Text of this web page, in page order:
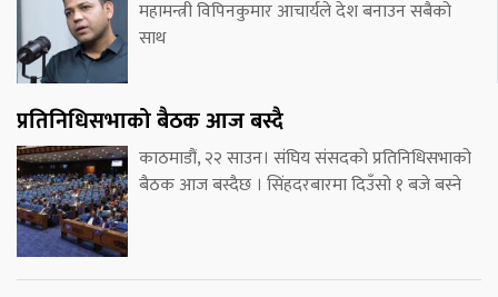
महामन्त्री विपिनकुमार आचार्यले देश बनाउन सबैको
साथ
प्रतिनिधिसभाको बैठक आज बस्दै
काठमाडौं, २२ साउन। संघिय संसदको प्रतिनिधिसभाको
बैठक आज बस्दैछ । सिंहदरबारमा दिउँसो १ बजे बस्ने